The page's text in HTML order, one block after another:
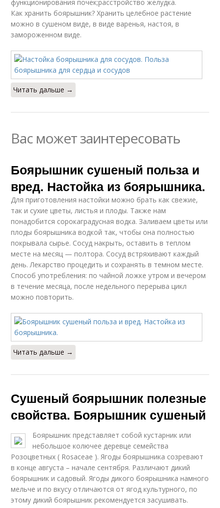
функционирования почек;расстройство желудка.
Как хранить боярышник? Хранить целебное растение
можно в сушеном виде, в виде варенья, настоя, в
замороженном виде.
Читать дальше →
Вас может заинтересовать
Боярышник сушеный польза и
вред. Настойка из боярышника.
Для приготовления настойки можно брать как свежие,
так и сухие цветы, листья и плоды. Также нам
понадобится сорокаградусная водка. Заливаем цветы или
плоды боярышника водкой так, чтобы она полностью
покрывала сырье. Сосуд накрыть, оставить в теплом
месте на месяц — полтора. Сосуд встряхивают каждый
день. Лекарство процедить и сохранять в темном месте.
Способ употребления: по чайной ложке утром и вечером
в течение месяца, после недельного перерыва цикл
можно повторить.
Читать дальше →
Сушеный боярышник полезные
свойства. Боярышник сушеный
Боярышник представляет собой кустарник или
небольшое колючее деревце семейства
Розоцветных ( Rosaceae ). Ягоды боярышника созревают
в конце августа – начале сентября. Различают дикий
боярышник и садовый. Ягоды дикого боярышника намного
мельче и по вкусу отличаются от ягод культурного, по
этому дикий боярышник рекомендуется засушивать.